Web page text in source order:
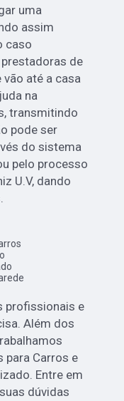
uma
assim
caso
de
até a casa
na
transmitindo
pode ser
do sistema
pelo processo
U.V, dando
profissionais e
Além dos
para Carros e
Entre em
dúvidas